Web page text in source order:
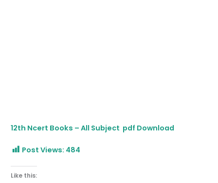
12th Ncert Books – All Subject pdf Download
Post Views: 484
Like this: